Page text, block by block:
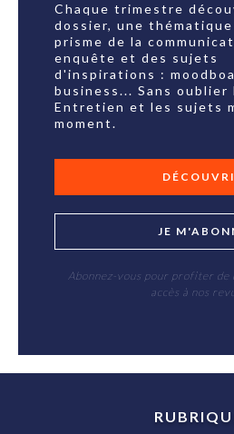
Chaque trimestre
dossier, une
prisme de la
enquête et des sujets
d'inspirations :
business... Sans oublier
Entretien et les sujets
moment.
JE
Abonnez-vous pour profiter
accès à nos